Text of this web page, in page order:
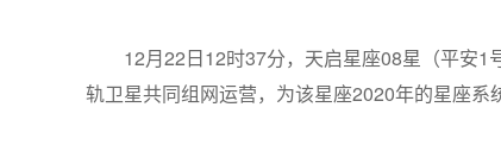
12月22日12时37分，天启星座08星（平安
轨卫星共同组网运营，为该星座2020年的星座系